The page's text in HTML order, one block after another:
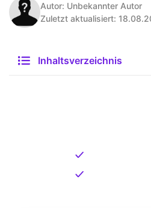
Autor: Unbekannter Autor
Zuletzt aktualisiert:
Inhaltsverzeichnis